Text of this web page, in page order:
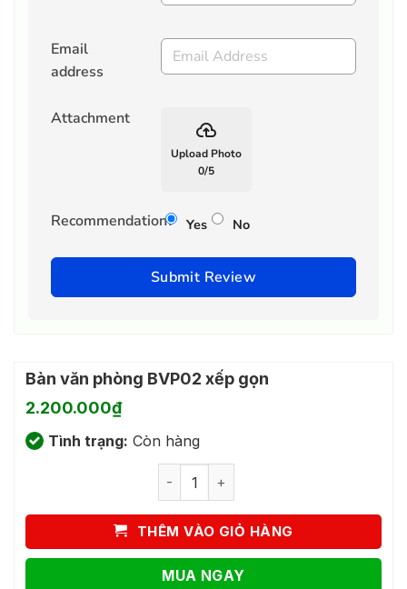
Email
address
Attachment backup
Upload Photo
0/5
Recommendation? Yes No
Submit Review
Bàn văn phòng BVP02 xếp gọn
2.200.000₫
Tình trạng: Còn hàng
Bàn văn phòng BVP02 xếp gọn số
THÊM VÀO GIỎ HÀNG
MUA NGAY